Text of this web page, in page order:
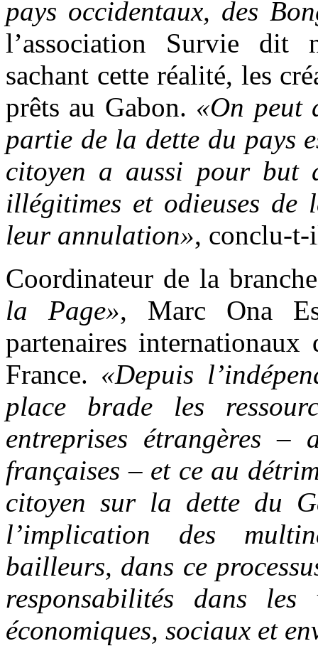
pays occidentaux, des
l’association Survie dit
sachant cette réalité, les
prêts au Gabon. «On peut
partie de la dette du pays
citoyen a aussi pour but
illégitimes et odieuses de
leur annulation», conclu-
Coordinateur de la
la Page», Marc Ona
partenaires
France. «Depuis
place brade les
entreprises étrangères –
françaises – et ce au
citoyen sur la dette du
l’implication des
bailleurs, dans ce
responsabilités dans
économiques, sociaux et